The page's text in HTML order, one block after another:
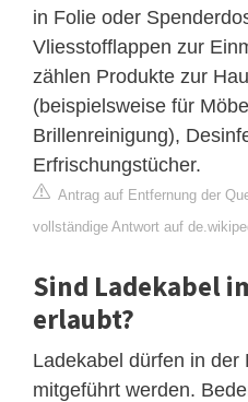
in Folie oder
Vliesstofflappen zur
zählen Produkte zur
(beispielsweise für
Brillenreinigung),
Erfrischungstücher.
Antrag auf Entfernung der
vollständige Antwort auf
Sind Ladekabel
erlaubt?
Ladekabel dürfen in
mitgeführt werden.